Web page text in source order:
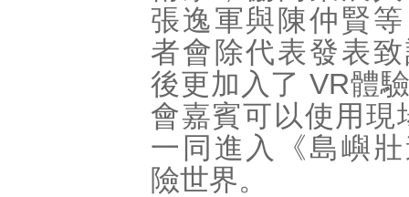
張逸軍與陳仲賢
者會除代表發表
後更加入了 VR體
會嘉賓可以使用現
一同進入《島嶼
險世界。